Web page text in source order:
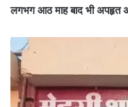
लगभग आठ माह बाद भी अपहृत